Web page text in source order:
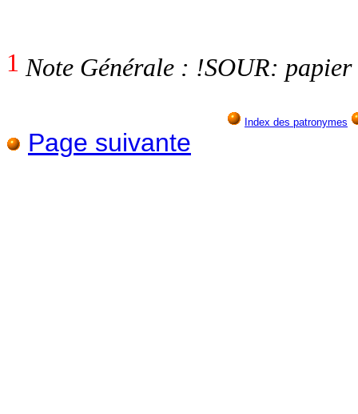
1 Note Générale : !SOUR: papier
Index des patronymes
Page suivante